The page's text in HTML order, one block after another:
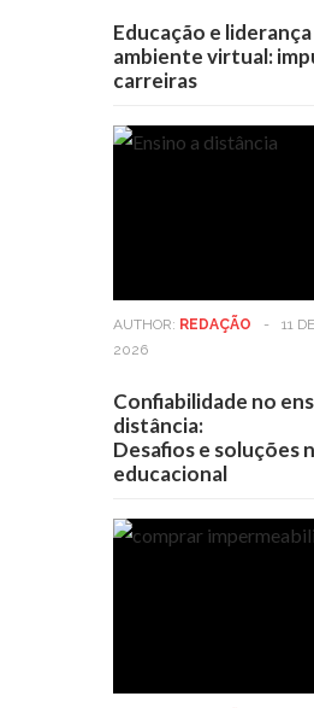
Educação e
ambiente virtual:
carreiras
AUTHOR: REDAÇÃO -
11
2026
Confiabilidade no
distância:
Desafios e soluções
educacional